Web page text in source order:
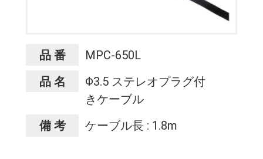
品 番
MPC-650L
品 名
Φ3.5 ステレオプラグ付
きケーブル
備 考
ケーブル長 : 1.8m